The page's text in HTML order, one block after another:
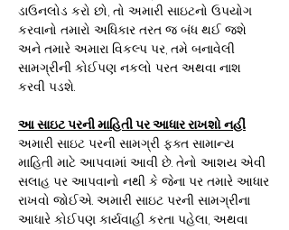
ડાઉનલોડ કરો છો, તો અમારી સાઇટનો ઉપયોગ
કરવાનો તમારો અધિકાર તરત જ બંધ થઈ જશે
અને તમારે અમારા વિકલ્પ પર, તમે બનાવેલી
સામગ્રીની કોઈપણ નકલો પરત અથવા નાશ
કરવી પડશે.
આ સાઇટ પરની માહિતી પર આધાર રાખશો નહીં
અમારી સાઇટ પરની સામગ્રી ફક્ત સામાન્ય
માહિતી માટે આપવામાં આવી છે. તેનો આશય એવી
સલાહ પર આપવાનો નથી કે જેના પર તમારે આધાર
રાખવો જોઈએ. અમારી સાઇટ પરની સામગ્રીના
આધારે કોઈપણ કાર્યવાહી કરતા પહેલા, અથવા